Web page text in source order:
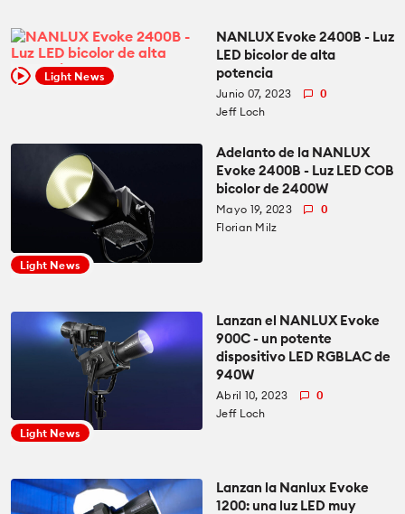
Light News
NANLUX Evoke 2400B - Luz
LED bicolor de alta
potencia
Junio 07, 2023
0
Jeff Loch
Light News
Adelanto de la NANLUX
Evoke 2400B - Luz LED COB
bicolor de 2400W
Mayo 19, 2023
0
Florian Milz
Light News
Lanzan el NANLUX Evoke
900C - un potente
dispositivo LED RGBLAC de
940W
Abril 10, 2023
0
Jeff Loch
Lanzan la Nanlux Evoke
1200: una luz LED muy